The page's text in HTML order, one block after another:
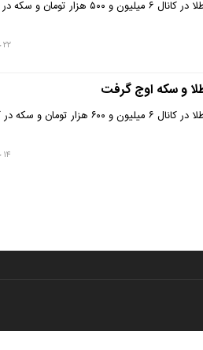
۲۲ خرداد ۱۴۰۴
۱۴ خرداد ۱۴۰۴